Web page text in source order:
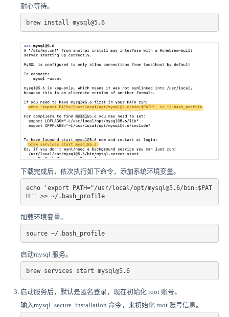
耐心等待。
brew install mysql@5.6
下载完成后，依次执行如下命令，添加系统环境变量。
echo 'export PATH="/usr/local/opt/mysql@5.6/bin:$PAT
H"' >> ~/.bash_profile
加载环境变量。
source ~/.bash_profile
启动mysql 服务。
brew services start mysql@5.6
启动服务后，默认是匿名登录，现在初始化 root 账号。
输入mysql_secure_installation 命令，来初始化 root 账号信息。